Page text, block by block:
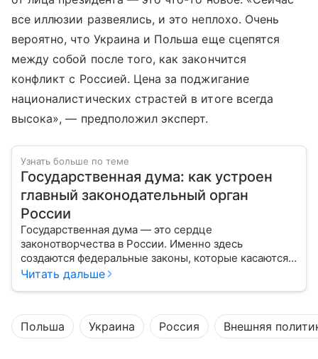
все иллюзии развеялись, и это неплохо. Очень
вероятно, что Украина и Польша еще сцепятся
между собой после того, как закончится
конфликт с Россией. Цена за поджигание
националистических страстей в итоге всегда
высока», — предположил эксперт.
Узнать больше по теме
Государственная дума: как устроен
главный законодательный орган
России
Государственная дума — это сердце
законотворчества в России. Именно здесь
создаются федеральные законы, которые касаются
жизни каждого гражданина: от образования и
Читать дальше
Польша Украина Россия Внешняя